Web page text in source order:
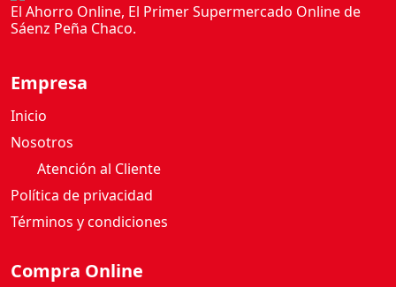
El Ahorro Online, El Primer Supermercado Online de
Sáenz Peña Chaco.
Empresa
Inicio
Nosotros
Atención al Cliente
Política de privacidad
Términos y condiciones
Compra Online